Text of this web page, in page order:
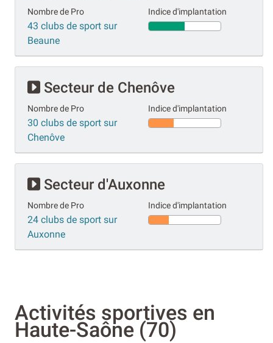
Nombre de Pro
43 clubs de sport sur
Beaune
Indice d'implantation
Secteur de Chenôve
Nombre de Pro
30 clubs de sport sur
Chenôve
Indice d'implantation
Secteur d'Auxonne
Nombre de Pro
24 clubs de sport sur
Auxonne
Indice d'implantation
Activités sportives en
Haute-Saône (70)